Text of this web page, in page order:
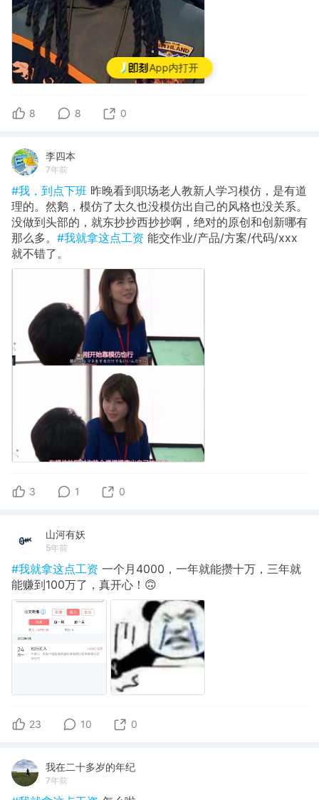
App内打开
8 8 0
李四本
7年前
#我，到点下班 昨晚看到职场老人教新人学习模仿，是有道
理的。然鹅，模仿了太久也没模仿出自己的风格也没关系。
没做到头部的，就东抄抄西抄抄啊，绝对的原创和创新哪有
那么多。 #我就拿这点工资 能交作业/产品/方案/代码/xxx
就不错了。
3 1 0
山河有妖
5年前
#我就拿这点工资 一个月4000，一年就能攒十万，三年就
能赚到100万了，真开心！🙃
23 10 0
我在二十多岁的年纪
7年前